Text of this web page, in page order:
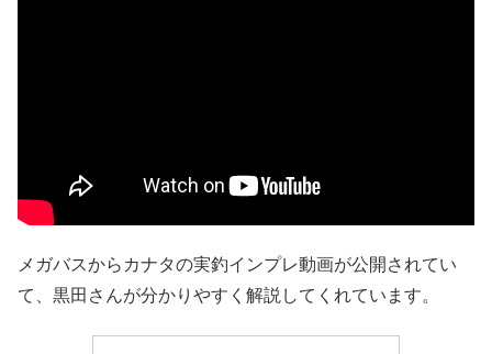
メガバスからカナタの実釣インプレ動画が公開されてい
て、黒田さんが分かりやすく解説してくれています。